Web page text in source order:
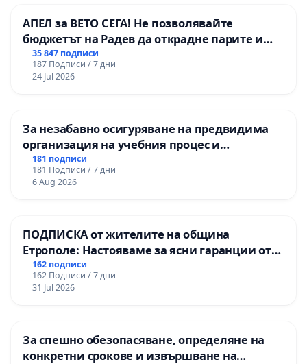
АПЕЛ за ВЕТО СЕГА! Не позволявайте
бюджетът на Радев да открадне парите и
правата ни в тъмното
35 847 подписи
187 Подписи / 7 дни
24 Jul 2026
За незабавно осигуряване на предвидима
организация на учебния процес и
гарантиране на правото на равнопоставено
и качествено образование на учениците от
ОУ „Княз Александър I“ и Хуманитарна
181 подписи
181 Подписи / 7 дни
6 Aug 2026
ПОДПИСКА от жителите на община
Етрополе: Настояваме за ясни гаранции от
“Елаците-МЕД” АД и от държавата, че ще се
изпълнят всички екологични норми!
162 подписи
162 Подписи / 7 дни
31 Jul 2026
За спешно обезопасяване, определяне на
конкретни срокове и извършване на